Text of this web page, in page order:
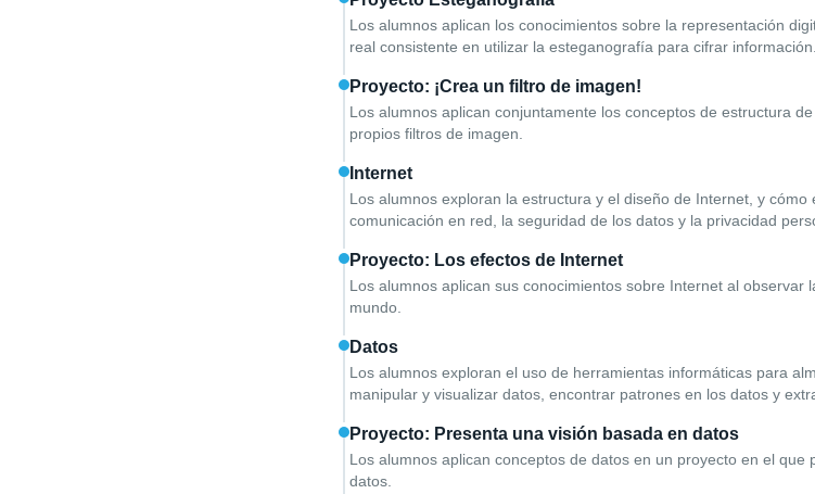
Los alumnos aplican los conocimientos sobre la representación
real consistente en utilizar la esteganografía para cifrar información.
Proyecto: ¡Crea un filtro de imagen!
Los alumnos aplican conjuntamente los conceptos de estructura
propios filtros de imagen.
Internet
Los alumnos exploran la estructura y el diseño de Internet, y
comunicación en red, la seguridad de los datos y la privacidad
Proyecto: Los efectos de Internet
Los alumnos aplican sus conocimientos sobre Internet al observar
mundo.
Datos
Los alumnos exploran el uso de herramientas informáticas para
manipular y visualizar datos, encontrar patrones en los datos y
Proyecto: Presenta una visión basada en datos
Los alumnos aplican conceptos de datos en un proyecto en el que
datos.